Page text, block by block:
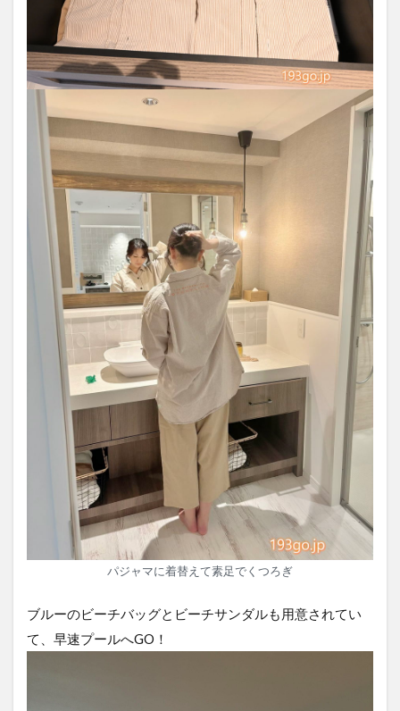
パジャマに着替えて素足でくつろぎ
ブルーのビーチバッグとビーチサンダルも用意されてい
て、早速プールへGO！